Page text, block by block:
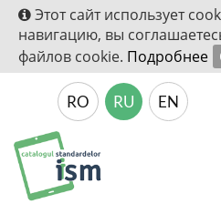
Этот сайт использует
навигацию, вы
файлов cookie. Подробнее
RO RU EN